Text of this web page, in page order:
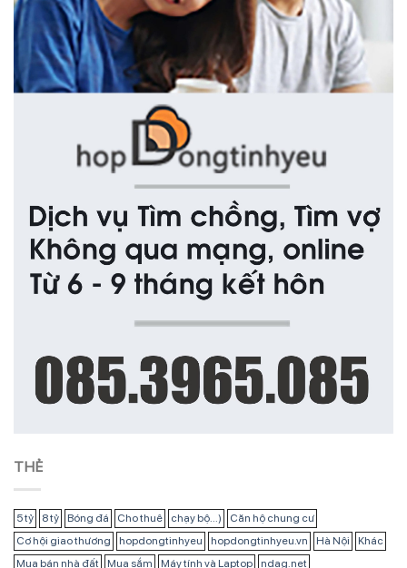
THẺ
5 tỷ 8 tỷ Bóng đá Cho thuê chạy bộ...)
Căn hộ chung cư
Cơ hội giao thương
hopdongtinhyeu hopdongtinhyeu.vn Hà Nội
Khác
Mua bán nhà đất
Mua sắm Máy tính và Laptop
ndag.net